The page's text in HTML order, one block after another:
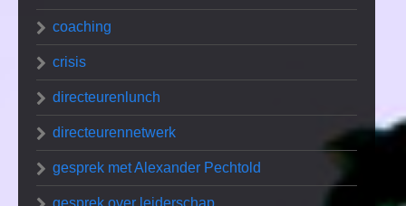
coaching
crisis
directeurenlunch
directeurennetwerk
gesprek met Alexander Pechtold
gesprek over leiderschap